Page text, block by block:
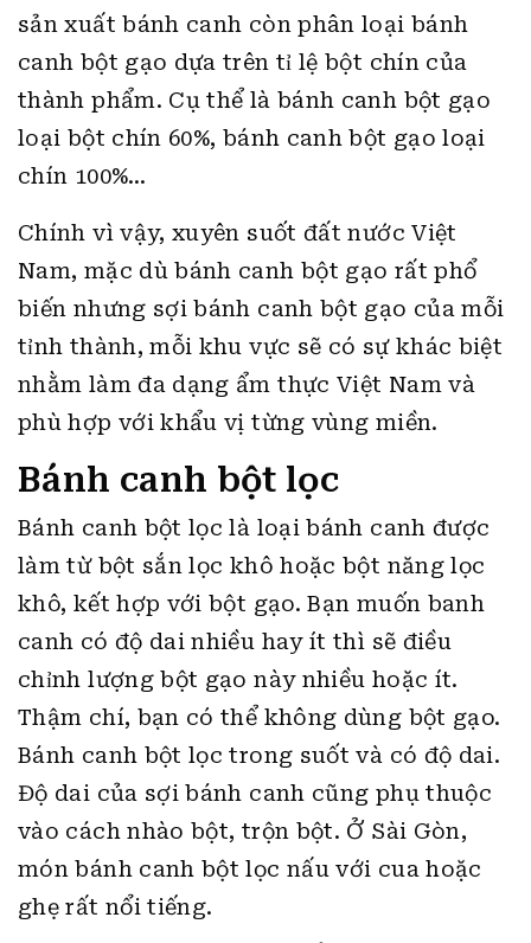
sản xuất bánh canh còn phân loại bánh
canh bột gạo dựa trên tỉ lệ bột chín của
thành phẩm. Cụ thể là bánh canh bột gạo
loại bột chín 60%, bánh canh bột gạo loại
chín 100%…
Chính vì vậy, xuyên suốt đất nước Việt
Nam, mặc dù bánh canh bột gạo rất phổ
biến nhưng sợi bánh canh bột gạo của mỗi
tỉnh thành, mỗi khu vực sẽ có sự khác biệt
nhằm làm đa dạng ẩm thực Việt Nam và
phù hợp với khẩu vị từng vùng miền.
Bánh canh bột lọc
Bánh canh bột lọc là loại bánh canh được
làm từ bột sắn lọc khô hoặc bột năng lọc
khô, kết hợp với bột gạo. Bạn muốn banh
canh có độ dai nhiều hay ít thì sẽ điều
chỉnh lượng bột gạo này nhiều hoặc ít.
Thậm chí, bạn có thể không dùng bột gạo.
Bánh canh bột lọc trong suốt và có độ dai.
Độ dai của sợi bánh canh cũng phụ thuộc
vào cách nhào bột, trộn bột. Ở Sài Gòn,
món bánh canh bột lọc nấu với cua hoặc
ghẹ rất nổi tiếng.